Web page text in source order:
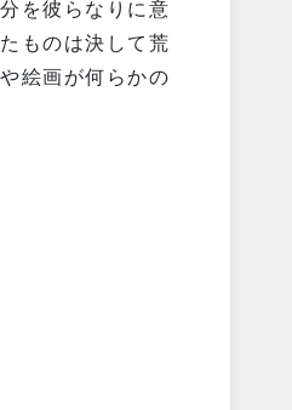
を彼らなりに意
ものは決して荒
絵画が何らかの